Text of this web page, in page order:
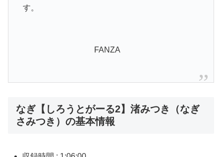
す。
FANZA
なぎ【しろうとがーる2】渚みつき（なぎ
さみつき）の基本情報